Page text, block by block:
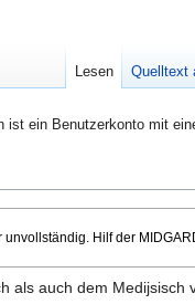
ist ein Benutzerkonto mit
Hilf der
als auch dem
Lesen Quelltext